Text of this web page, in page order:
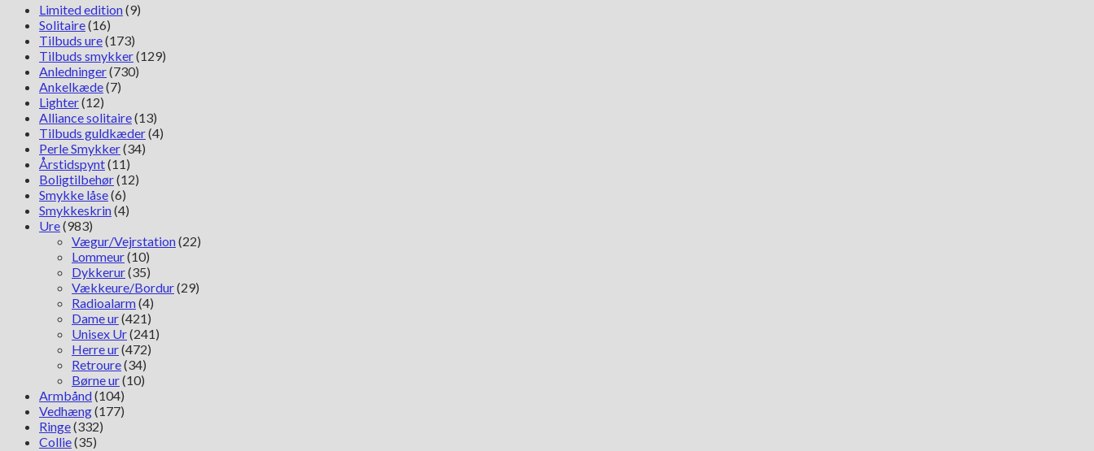
Limited edition(9)
Solitaire(16)
Tilbuds ure(173)
Tilbuds smykker(129)
Anledninger(730)
Ankelkæde(7)
Lighter(12)
Alliance solitaire(13)
Tilbuds guldkæder(4)
Perle Smykker(34)
Årstidspynt(11)
Boligtilbehør(12)
Smykke låse(6)
Smykkeskrin(4)
Ure(983)
Vægur/Vejrstation(22)
Lommeur(10)
Dykkerur(35)
Vækkeure/Bordur(29)
Radioalarm(4)
Dame ur(421)
Unisex Ur(241)
Herre ur(472)
Retroure(34)
Børne ur(10)
Armbånd(104)
Vedhæng(177)
Ringe(332)
Collie(35)